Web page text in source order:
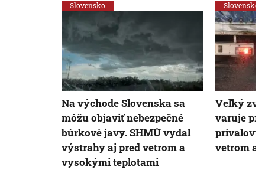
Slovensko
Na východe Slovenska sa
môžu objaviť nebezpečné
búrkové javy. SHMÚ vydal
výstrahy aj pred vetrom a
vysokými teplotami
Slovensko
Veľký
varuje
vetrom aj